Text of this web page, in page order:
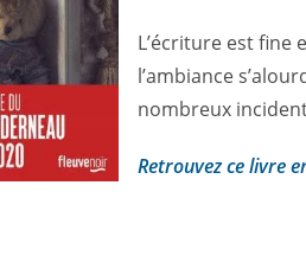
L’écriture est fine
l’ambiance
nombreux
Retrouvez ce livre